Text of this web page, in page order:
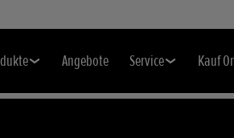
Angebote Service Kauf